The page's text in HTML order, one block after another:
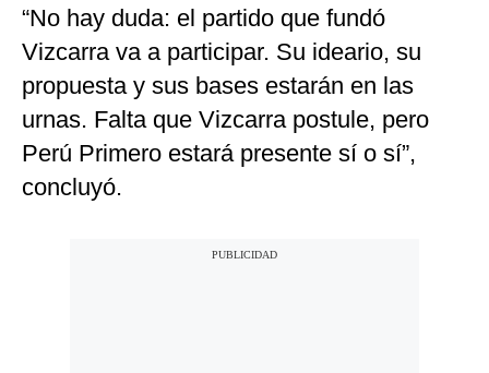
“No hay duda: el partido que fundó
Vizcarra va a participar. Su ideario, su
propuesta y sus bases estarán en las
urnas. Falta que Vizcarra postule, pero
Perú Primero estará presente sí o sí”,
concluyó.